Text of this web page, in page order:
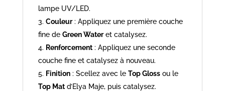
lampe UV/LED.
Couleur: Appliquez une première couche
fine de Green Wateret catalysez.
Renforcement: Appliquez une seconde
couche fine et catalysez à nouveau.
Finition: Scellez avec le Top Glossou le
Top Matd’Elya Maje, puis catalysez.